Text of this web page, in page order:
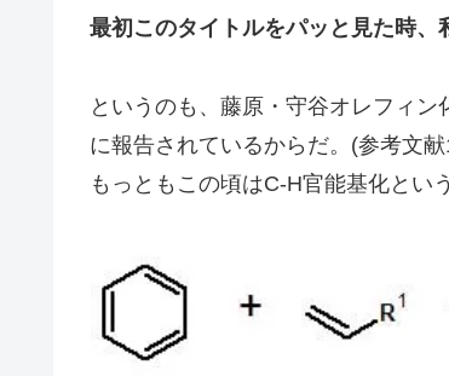
最初このタイトルをパッと見た時、
というのも、藤原・守谷オレフィ
に報告されているからだ。(参考文献
もっともこの頃はC-H官能基化とい